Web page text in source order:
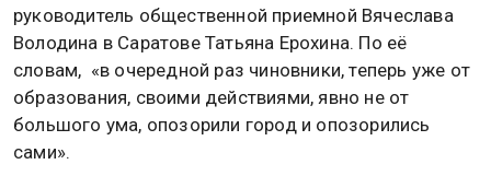
руководитель общественной приемной Вячеслава
Володина в Саратове Татьяна Ерохина. По её
словам, «в очередной раз чиновники, теперь уже от
образования, своими действиями, явно не от
большого ума, опозорили город и опозорились
сами».